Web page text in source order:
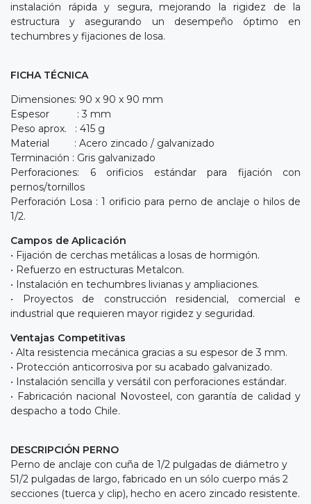
instalación rápida y segura, mejorando la rigidez de la
estructura y asegurando un desempeño óptimo en
techumbres y fijaciones de losa.
FICHA TÉCNICA
Dimensiones: 90 x 90 x 90 mm
Espesor : 3 mm
Peso aprox. : 415 g
Material : Acero zincado / galvanizado
Terminación : Gris galvanizado
Perforaciones: 6 orificios estándar para fijación con
pernos/tornillos
Perforación Losa : 1 orificio para perno de anclaje o hilos de
1/2.
Campos de Aplicación
• Fijación de cerchas metálicas a losas de hormigón.
• Refuerzo en estructuras Metalcon.
• Instalación en techumbres livianas y ampliaciones.
• Proyectos de construcción residencial, comercial e
industrial que requieren mayor rigidez y seguridad.
Ventajas Competitivas
• Alta resistencia mecánica gracias a su espesor de 3 mm.
• Protección anticorrosiva por su acabado galvanizado.
• Instalación sencilla y versátil con perforaciones estándar.
• Fabricación nacional Novosteel, con garantía de calidad y
despacho a todo Chile.
DESCRIPCIÓN PERNO
Perno de anclaje con cuña de 1/2 pulgadas de diámetro y
51/2 pulgadas de largo, fabricado en un sólo cuerpo más 2
secciones (tuerca y clip), hecho en acero zincado resistente.